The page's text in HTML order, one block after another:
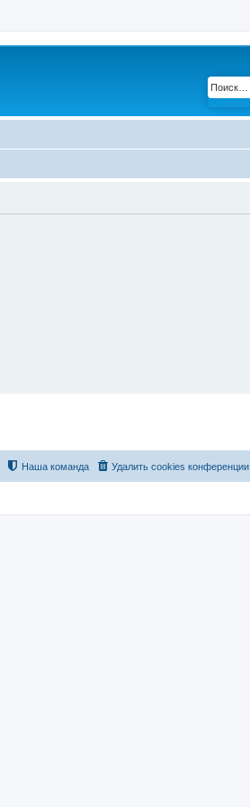
Удалить cookies конференции
Наша команда